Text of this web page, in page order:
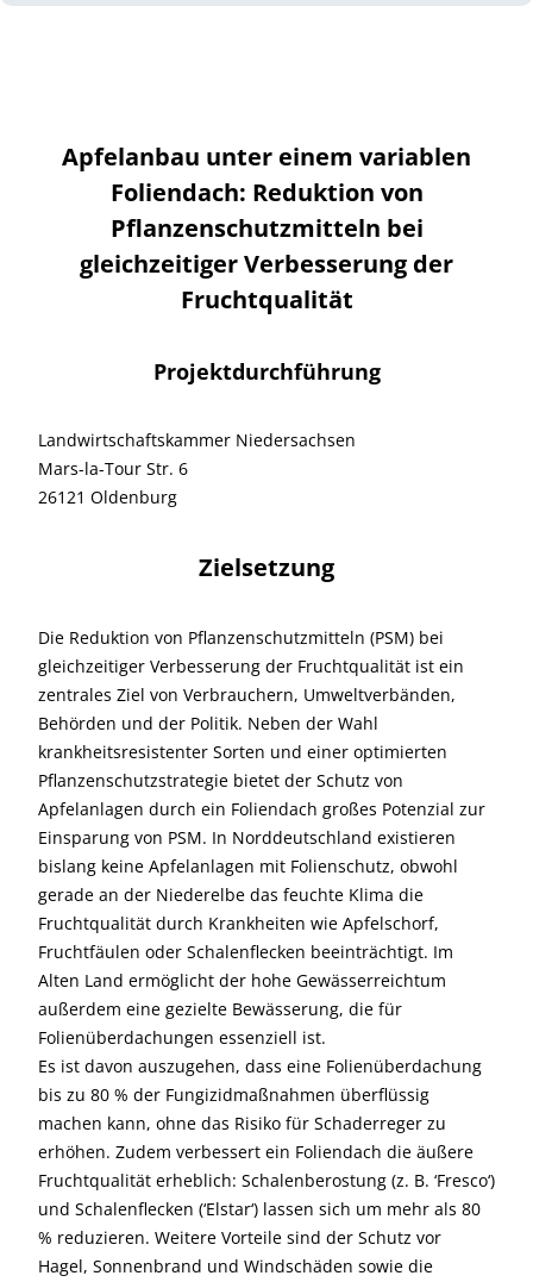
Apfelanbau unter einem variablen
Foliendach: Reduktion von
Pflanzenschutzmitteln bei
gleichzeitiger Verbesserung der
Fruchtqualität
Projektdurchführung
Landwirtschaftskammer Niedersachsen
Mars-la-Tour Str. 6
26121 Oldenburg
Zielsetzung
Die Reduktion von Pflanzenschutzmitteln (PSM) bei
gleichzeitiger Verbesserung der Fruchtqualität ist ein
zentrales Ziel von Verbrauchern, Umweltverbänden,
Behörden und der Politik. Neben der Wahl
krankheitsresistenter Sorten und einer optimierten
Pflanzenschutzstrategie bietet der Schutz von
Apfelanlagen durch ein Foliendach großes Potenzial zur
Einsparung von PSM. In Norddeutschland existieren
bislang keine Apfelanlagen mit Folienschutz, obwohl
gerade an der Niederelbe das feuchte Klima die
Fruchtqualität durch Krankheiten wie Apfelschorf,
Fruchtfäulen oder Schalenflecken beeinträchtigt. Im
Alten Land ermöglicht der hohe Gewässerreichtum
außerdem eine gezielte Bewässerung, die für
Folienüberdachungen essenziell ist.
Es ist davon auszugehen, dass eine Folienüberdachung
bis zu 80 % der Fungizidmaßnahmen überflüssig
machen kann, ohne das Risiko für Schaderreger zu
erhöhen. Zudem verbessert ein Foliendach die äußere
Fruchtqualität erheblich: Schalenberostung (z. B. ‘Fresco‘)
und Schalenflecken (‘Elstar‘) lassen sich um mehr als 80
% reduzieren. Weitere Vorteile sind der Schutz vor
Hagel, Sonnenbrand und Windschäden sowie die